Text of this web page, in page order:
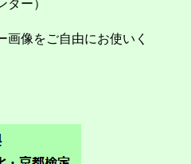
ー）
像をご自由にお使いく